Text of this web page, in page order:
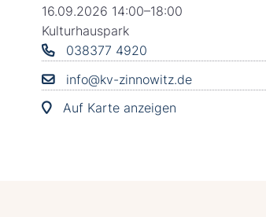
16.09.2026 14:00–18:00
Kulturhauspark
038377 4920
info@kv-zinnowitz.de
Auf Karte anzeigen